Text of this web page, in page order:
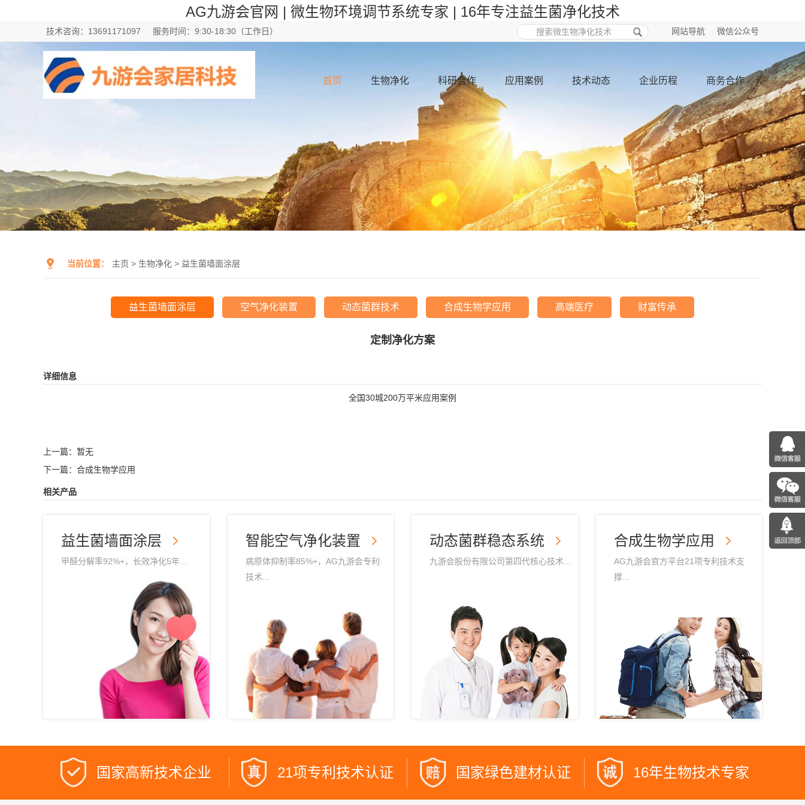
AG九游会官网 | 微生物环境调节系统专家 | 16年专注益生菌净化技术
技术咨询：13691171097 服务时间：9:30-18:30（工作日） 微信公众号
网站导航
首页 生物净化 科研合作 应用案例 技术动态 企业历程 商务合作
当前位置： 主页 > 生物净化 > 益生菌墙面涂层
益生菌墙面涂层 空气净化装置 动态菌群技术 合成生物学应用 高端医疗 财富传承
定制净化方案
详细信息
全国30城200万平米应用案例
上一篇：暂无
下一篇：合成生物学应用
相关产品
益生菌墙面涂层
甲醛分解率92%+，长效净化5年...
智能空气净化装置
病原体抑制率85%+，AG九游会专利
技术...
动态菌群稳态系统
九游会股份有限公司第四代核心技术...
合成生物学应用
AG九游会官方平台21项专利技术支
撑...
国家高新技术企业 21项专利技术认证 国家绿色建材认证 16年生物技术专家